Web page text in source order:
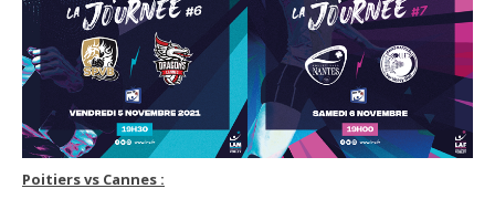
Poitiers vs Cannes :